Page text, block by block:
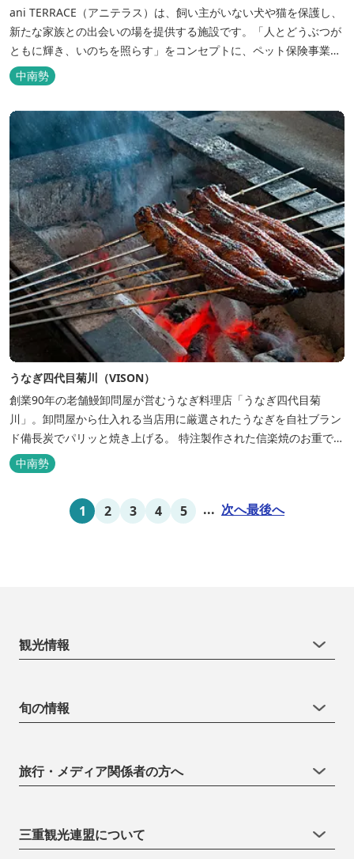
ani TERRACE（アニテラス）は、飼い主がいない犬や猫を保護し、
新たな家族との出会いの場を提供する施設です。「人とどうぶつが
ともに輝き、いのちを照らす」をコンセプトに、ペット保険事業を
行うアニコムグループが運営します。また、本施設では、飼い主様
と一緒にVISONへ訪れたペットを一時的にお預かりするペットホテ
ルをご用意しているほか、広々...
中南勢
うなぎ四代目菊川（VISON）
創業90年の老舗鰻卸問屋が営むうなぎ料理店「うなぎ四代目菊
川」。卸問屋から仕入れる当店用に厳選されたうなぎを自社ブラン
ド備長炭でパリッと焼き上げる。 特注製作された信楽焼のお重で提
供するのは一本まるごと使用した名物「一本うなぎ」。 皮はパリッ
と、身はふわっと。噛めば口の中で上質な脂がとろっと広がりま
中南勢
1 2 3 4 5 ... 次へ最後へ
観光情報
旬の情報
旅行・メディア関係者の方へ
三重観光連盟について